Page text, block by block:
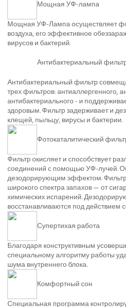
Мощная УФ-лампа
Мощная УФ-Лампа осуществляет
воздуха, его эффективное
вирусов и бактерий.
Антибактериальный
Антибактериальный фильтр
трех фильтров: антиаллергенного,
антибактериального - и
здоровым. Фильтр задерживает и
клещей, пыльцу, вирусы и бактерии.
Фотокаталитический
Фильтр окисляет и способствует
соединений с помощью УФ-лучей.
дезодорирующим эффектом.
широкого спектра запахов — от
химических испарений.
восстанавливаются под действием
Супертихая работа
Благодаря конструктивным
специальному алгоритму работы
шума внутреннего блока.
Комфортный сон
Специальная программа